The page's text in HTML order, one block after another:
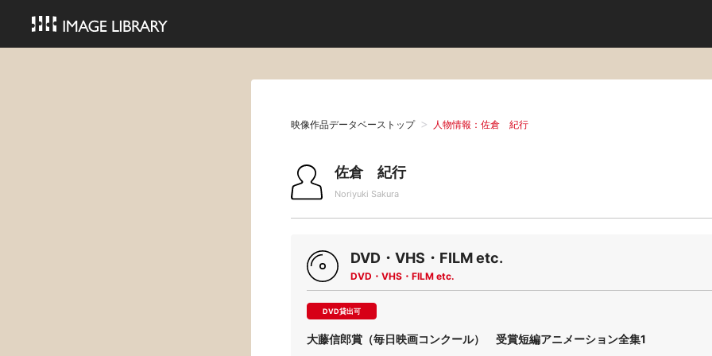
映像作品データベーストップ 人物情報：佐倉 紀行
佐倉 紀行
Noriyuki Sakura
DVD・VHS・FILM etc.
DVD・VHS・FILM etc.
DVD貸出可
大藤信郎賞（毎日映画コンクール） 受賞短編アニメーション全集1